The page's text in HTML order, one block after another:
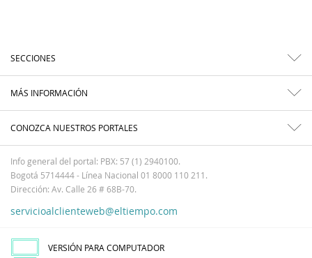
SECCIONES
MÁS INFORMACIÓN
CONOZCA NUESTROS PORTALES
Info general del portal: PBX: 57 (1) 2940100.
Bogotá 5714444 - Línea Nacional 01 8000 110 211.
Dirección: Av. Calle 26 # 68B-70.
servicioalclienteweb@eltiempo.com
VERSIÓN PARA COMPUTADOR